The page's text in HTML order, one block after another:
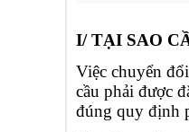
I/ TẠI SAO
Việc chuyển
cầu phải được
đúng quy định